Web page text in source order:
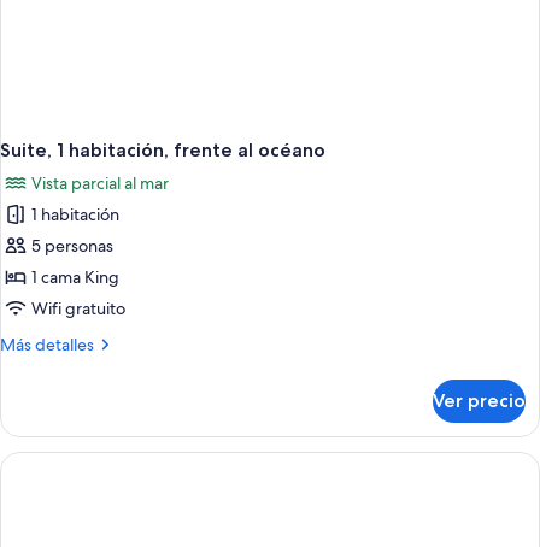
Suite, 1 habitación, frente al océano
Vista parcial al mar
1 habitación
5 personas
1 cama King
Wifi gratuito
Más detalles
Más
1
habitación,
frente
Ver precio